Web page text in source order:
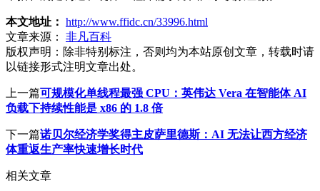
本文地址： http://www.ffidc.cn/33996.html
文章来源：
非凡百科
版权声明： 除非特别标注，否则均为本站原创文章，转载时请
以链接形式注明文章出处。
上一篇可规模化单线程最强 CPU：英伟达 Vera 在智能体 AI
负载下持续性能是 x86 的 1.8 倍
下一篇诺贝尔经济学奖得主皮萨里德斯：AI 无法让西方经济
体重返生产率快速增长时代
相关文章